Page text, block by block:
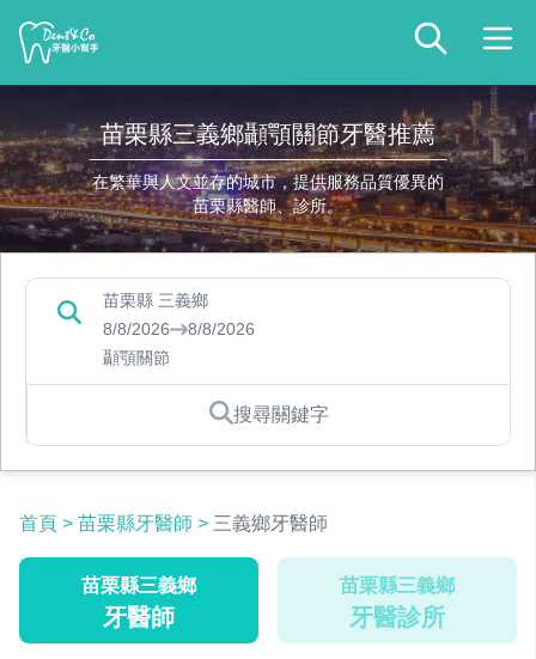
苗栗縣三義鄉顳顎關節牙醫推薦
在繁華與人文並存的城市，提供服務品質優異的
苗栗縣醫師、診所。
苗栗縣 三義鄉
8/8/2026
8/8/2026
顳顎關節
搜尋關鍵字
首頁 > 苗栗縣牙醫師 > 三義鄉牙醫師
苗栗縣三義鄉
牙醫師
苗栗縣三義鄉
牙醫診所